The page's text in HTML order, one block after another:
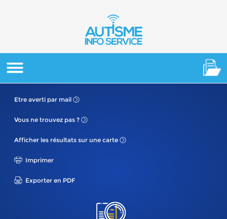
Etre averti par mail
Vous ne trouvez pas ?
Afficher les résultats sur une carte
Imprimer
Exporter en PDF